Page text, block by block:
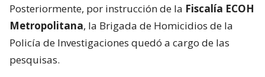
Posteriormente, por instrucción de la Fiscalía ECOH
Metropolitana, la Brigada de Homicidios de la
Policía de Investigaciones quedó a cargo de las
pesquisas.